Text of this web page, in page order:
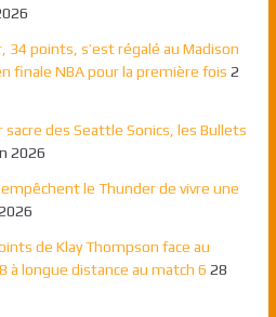
34 points, s’est régalé au Madison
finale NBA pour la première fois 2
sacre des Seattle Sonics, les Bullets
2026
le Thunder de vivre une
de Klay Thompson face au
longue distance au match 6 28